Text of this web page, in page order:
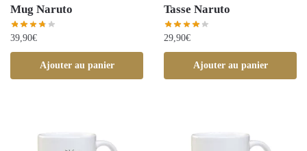
Mug Naruto
39,90€
Ajouter au panier
Tasse Naruto
29,90€
Ajouter au panier